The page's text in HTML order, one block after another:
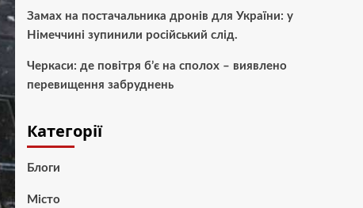
Замах на постачальника дронів для України: у
Німеччині зупинили російський слід.
Черкаси: де повітря б’є на сполох – виявлено
перевищення забруднень
Категорії
Блоги
Місто